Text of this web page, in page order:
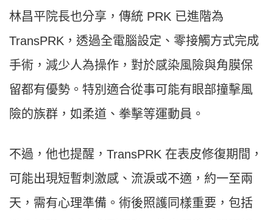
林昌平院長也分享，傳統 PRK 已進階為
TransPRK，透過全電腦設定、零接觸方式完成
手術，減少人為操作，對於感染風險與角膜保
留都有優勢。特別適合從事可能有眼部撞擊風
險的族群，如柔道、拳擊等運動員。
不過，他也提醒，TransPRK 在表皮修復期間，
可能出現短暫刺激感、流淚或不適，約一至兩
天，需有心理準備。術後照護同樣重要，包括